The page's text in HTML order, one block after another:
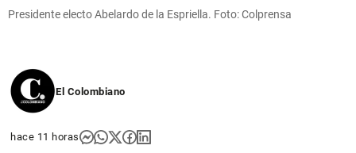
Presidente electo Abelardo de la Espriella. Foto: Colprensa
El Colombiano
hace 11 horas